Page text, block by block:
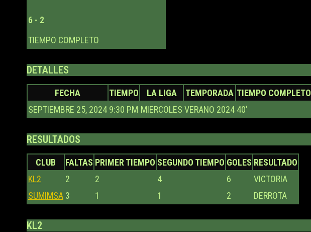
6 - 2
TIEMPO COMPLETO
DETALLES
FECHA TIEMPO LA LIGA TEMPORADA TIEMPO COMPLETO
SEPTIEMBRE 25, 2024 9:30 PM MIERCOLES VERANO 2024 40'
RESULTADOS
CLUB FALTAS PRIMER TIEMPO SEGUNDO TIEMPO GOLES RESULTADO
KL2
2 2 4 6
VICTORIA
SUMIMSA 3 1 1 2 DERROTA
KL2